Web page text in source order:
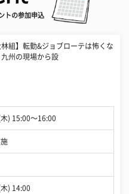
トの参加申込
林組】転勤&ジョブローテは怖くな
九州の現場から設
) 15:00〜16:00
) 14:00